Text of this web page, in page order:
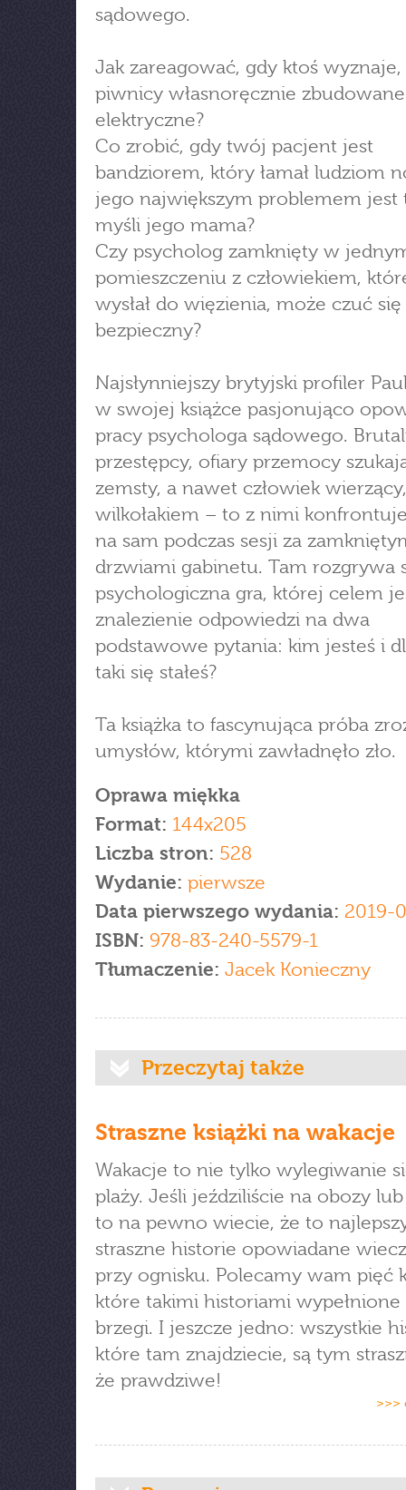
sądowego.
Jak zareagować, gdy ktoś
piwnicy własnoręcznie zbudowane
elektryczne?
Co zrobić, gdy twój pacjent jest
bandziorem, który łamał ludziom
jego największym problemem jest
myśli jego mama?
Czy psycholog zamknięty w
pomieszczeniu z człowiekiem,
wysłał do więzienia, może czuć się
bezpieczny?
Najsłynniejszy brytyjski profiler
w swojej książce pasjonująco
pracy psychologa sądowego.
przestępcy, ofiary przemocy
zemsty, a nawet człowiek
wilkołakiem – to z nimi
na sam podczas sesji za
drzwiami gabinetu. Tam rozgrywa
psychologiczna gra, której celem
znalezienie odpowiedzi na dwa
podstawowe pytania: kim jesteś i
taki się stałeś?
Ta książka to fascynująca próba
umysłów, którymi zawładnęło zło.
Oprawa miękka
Format: 144x205
Liczba stron: 528
Wydanie: pierwsze
Data pierwszego wydania: 2019-
ISBN: 978-83-240-5579-1
Tłumaczenie: Jacek Konieczny
Przeczytaj także
Straszne książki na wakacje
Wakacje to nie tylko wylegiwanie
plaży. Jeśli jeździliście na obozy
to na pewno wiecie, że to
straszne historie opowiadane
przy ognisku. Polecamy wam pięć
które takimi historiami wypełnione
brzegi. I jeszcze jedno: wszystkie
które tam znajdziecie, są tym
że prawdziwe!
>>>